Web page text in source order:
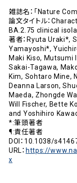
雑誌名：「Nature
論文タイトル：
BA.2.75 clinical
著者：Ryuta Uraki*,
Yamayoshi*,
Maki Kiso, Mutsumi
Sakai-Tagawa,
Kim, Sohtaro Mine,
Deanna Larson,
Maeda, Zhongde
Will Fischer, Bette
and Yoshihiro
*:筆頭著者
¶:責任著者
DOI：10.1038/
URL： https://
x